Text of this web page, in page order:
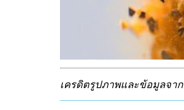
เครดิตรูปภาพและข้อมูลจาก